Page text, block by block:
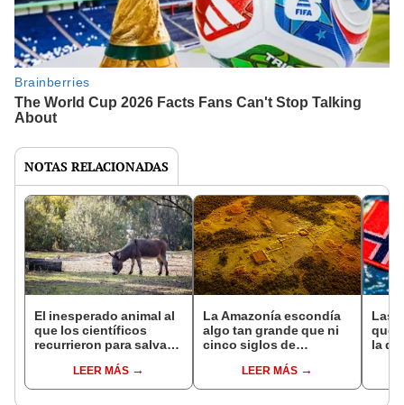
NOTAS RELACIONADAS
El inesperado animal al
que los científicos
recurrieron para salvar
reintroducción de un
asno salvaje está
LEER MÁS
La Amazonía escondía
algo tan grande que ni
cinco siglos de
encontrarlo: el hallazgo
podría cambiar todo lo
LEER MÁS
Las
que
la de